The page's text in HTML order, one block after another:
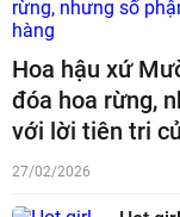
Hoa hậu xứ
đóa hoa rừng,
với lời tiên tri
27/02/2026